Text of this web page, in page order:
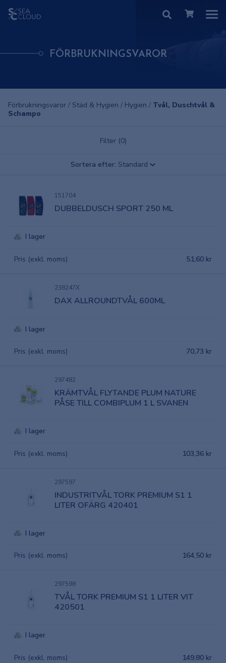
FÖRBRUKNINGSVAROR
Förbrukningsvaror / Städ & Hygien / Hygien / Tvål, Duschtvål &
Schampo
Filter (0)
Sortera efter: Standard
151704
DUBBELDUSCH SPORT 250 ML
I lager
Pris (exkl. moms) 51,60 kr
238247X
DAX ALLROUNDTVÅL 600ML
I lager
Pris (exkl. moms) 70,73 kr
297482
KRÄMTVÅL FLYTANDE PLUM NATURE
PÅSE TILL COMBIPLUM 1 L SVANEN
I lager
Pris (exkl. moms) 103,36 kr
297597
INDUSTRITVÅL TORK PREMIUM S1 1
LITER OFÄRG 420401
I lager
Pris (exkl. moms) 164,50 kr
297598
TVÅL TORK PREMIUM S1 1 LITER VIT
420501
I lager
Pris (exkl. moms) 149,80 kr